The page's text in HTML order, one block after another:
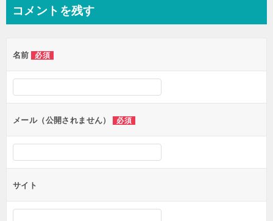
ビ
ー
シ
ョ
ン
コメントを残す
名前 必須
メール（公開されません） 必須
サイト